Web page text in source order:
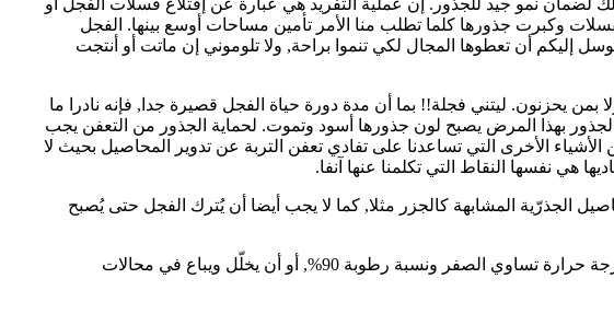
وكبرت جذورها كلما تطلب منا الأمر تأمين مساحات أوسع بينها. الفجل
إليكم أن تعطوها المجال لكي تنموا براحة, ولا تلوموني إن ماتت أو أنتجت
بمن يحزنون. ليتني فجلة!! بما أن مدة دورة حياة الفجل قصيرة جدا, فإنه نادرا ما
بهذا المرض يصبح لون جذورها أسود وتموت. لحماية الجذور من التعفن يجب
الأخرى التي تساعدنا على تفادي تعفن التربة عن تدوير المحاصيل بحيث لا
نفسها النقاط التي تكلمنا عنها آنفا.
المحاصيل الجذرّية المشابهة كالجزر مثلا, كما لا يجب أيضا أن يُترك الفجل حتى يُصبح
وما أدراك ما التسويق. الفجل يباع بعدة أشكال. يمكن أن يباع كما هو شرط أن يتم حفظه بأوراقه على درجة حرارة تساوي الصفر ونسبة رطوبة 90%, أو أن يخلّل ويباع في محالات